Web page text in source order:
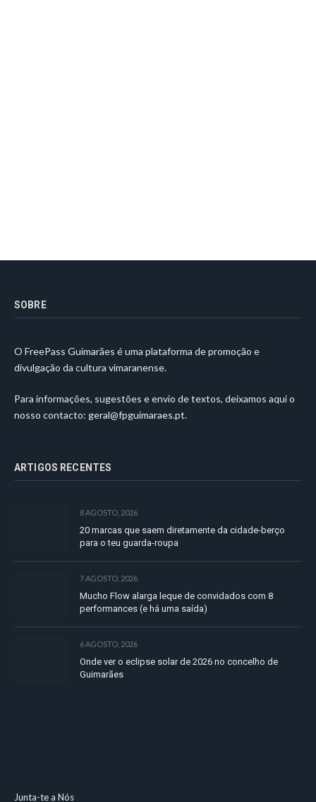
SOBRE
O FreePass Guimarães é uma plataforma de promoção e
divulgação da cultura vimaranense.
Para informações, sugestões e envio de textos, deixamos aqui o
nosso contacto: geral@fpguimaraes.pt.
ARTIGOS RECENTES
8 AGOSTO, 2026
20 marcas que saem diretamente da cidade-berço
para o teu guarda-roupa
7 AGOSTO, 2026
Mucho Flow alarga leque de convidados com 8
performances (e há uma saída)
6 AGOSTO, 2026
Onde ver o eclipse solar de 2026 no concelho de
Guimarães
Junta-te a Nós